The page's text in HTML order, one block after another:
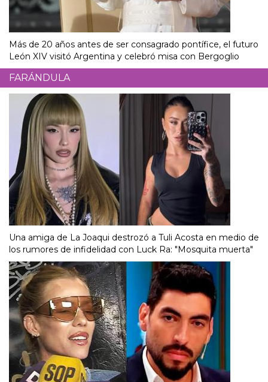
Más de 20 años antes de ser consagrado pontífice, el futuro
León XIV visitó Argentina y celebró misa con Bergoglio
FARÁNDULA
Una amiga de La Joaqui destrozó a Tuli Acosta en medio de
los rumores de infidelidad con Luck Ra: "Mosquita muerta"